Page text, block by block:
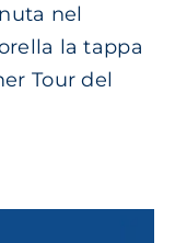
nel
la tappa
Tour del